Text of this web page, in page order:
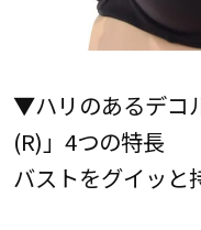
▼ハリのあるデコ
(R)︎」4つの特長
バストをグイッと